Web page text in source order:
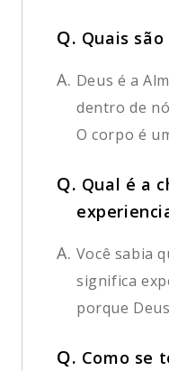
Q. Quais
A. Deus é a
dentro de
O corpo é
Q. Qual é a
A. Você sabia
significa
porque
Q. Como se